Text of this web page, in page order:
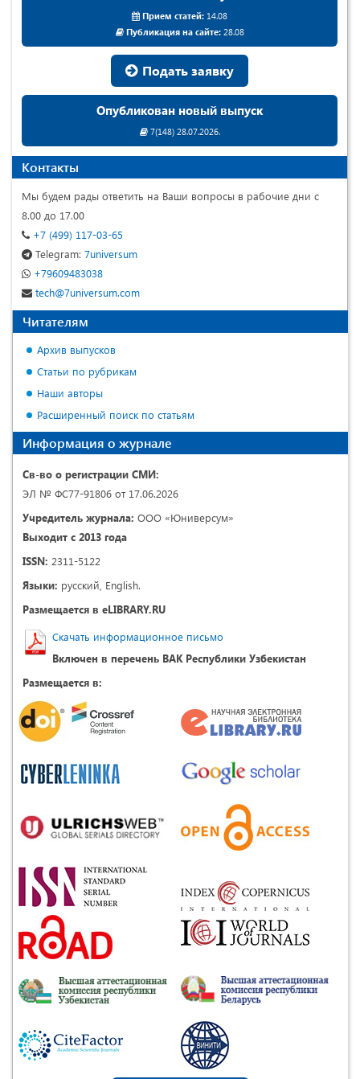
Прием статей: 14.08
Публикация на сайте:28.08
Подать заявку
Опубликован новый выпуск
7(148) 28.07.2026.
Контакты
Мы будем рады ответить на Ваши вопросы в рабочие дни с
8.00 до 17.00
+7 (499) 117-03-65
Telegram: 7universum
+79609483038
tech@7universum.com
Читателям
Архив выпусков
Статьи по рубрикам
Наши авторы
Расширенный поиск по статьям
Информация о журнале
Св-во о регистрации СМИ:
ЭЛ № ФС77-91806 от 17.06.2026
Учредитель журнала: ООО «Юниверсум»
Выходит с 2013 года
ISSN: 2311-5122
Языки: русский, English.
Размещается в eLIBRARY.RU
Скачать информационное письмо
Включен в перечень ВАК Республики Узбекистан
Размещается в: